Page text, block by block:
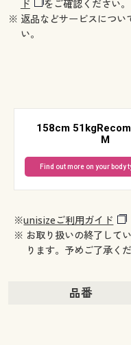
ド
をご確認ください。
※ 返品などサービスについ
い。
158cm
M
Find out more on your body
※unisizeご利用ガイド
※ お取り扱いの終了して
ります。予めご了承くだ
品番